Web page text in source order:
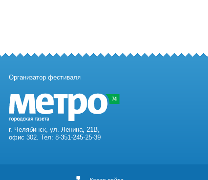
Организатор фестиваля
г. Челябинск, ул. Ленина, 21В,
офис 302. Тел: 8-351-245-25-39